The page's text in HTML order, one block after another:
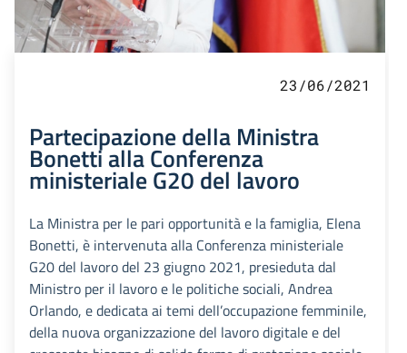
23/06/2021
Partecipazione della Ministra
Bonetti alla Conferenza
ministeriale G20 del lavoro
La Ministra per le pari opportunità e la famiglia, Elena
Bonetti, è intervenuta alla Conferenza ministeriale
G20 del lavoro del 23 giugno 2021, presieduta dal
Ministro per il lavoro e le politiche sociali, Andrea
Orlando, e dedicata ai temi dell’occupazione femminile,
della nuova organizzazione del lavoro digitale e del